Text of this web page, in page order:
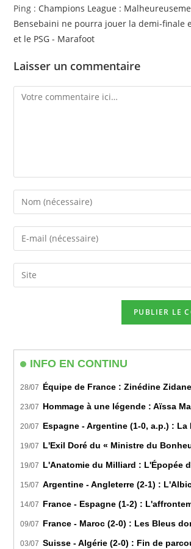
INFO EN CONTINU
28/07 Équipe de France : Zinédine
23/07 Hommage à une légende : Aïssa
20/07 Espagne - Argentine (1-0, a.p.) :
19/07 L'Exil Doré du « Ministre du
19/07 L'Anatomie du Milliard : L'Épopée
15/07 Argentine - Angleterre (2-1) :
14/07 France - Espagne (1-2) :
09/07 France - Maroc (2-0) : Les Bleus
03/07 Suisse - Algérie (2-0) : Fin de
Ping : Champions League :
Bensebaini ne pourra jouer la demi-finale
et le PSG - Marafoot
Laisser un commentaire
Comment
Enter
your
name
comment
Enter
your
email
address
Saisir
l’URL